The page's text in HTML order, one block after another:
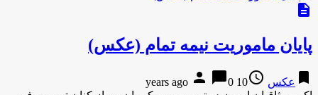
description
پایان ماموریت نیمه تمام (عکس)
bookmark عکس access_time
10 years ago
person chat_bubble0